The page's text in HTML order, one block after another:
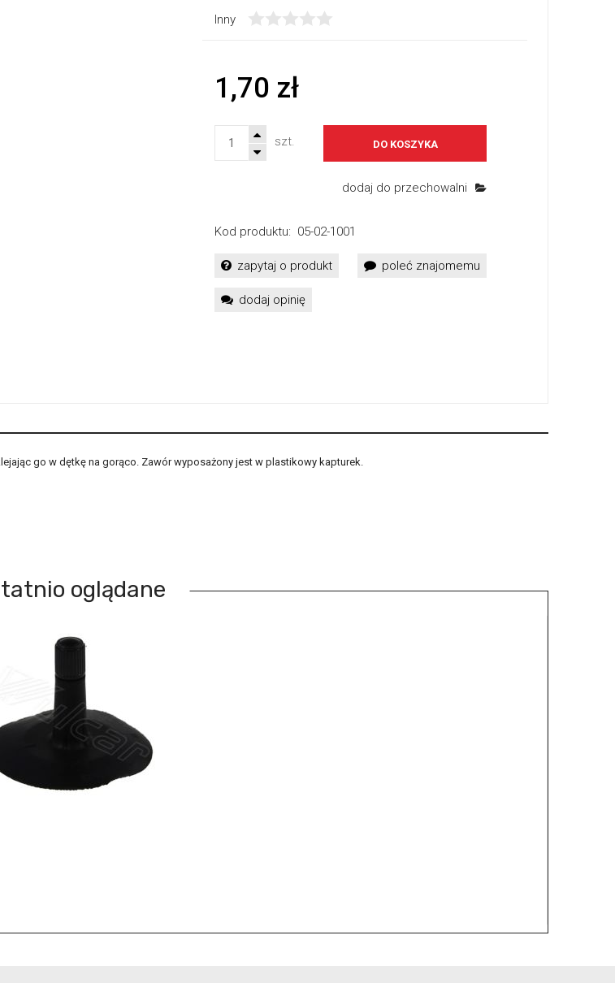
Inny
1,70 zł
szt. DO KOSZYKA
dodaj do przechowalni
Kod produktu: 05-02-1001
zapytaj o produkt poleć znajomemu
dodaj opinię
go w dętkę na gorąco. Zawór wyposażony jest w plastikowy kapturek.
oglądane